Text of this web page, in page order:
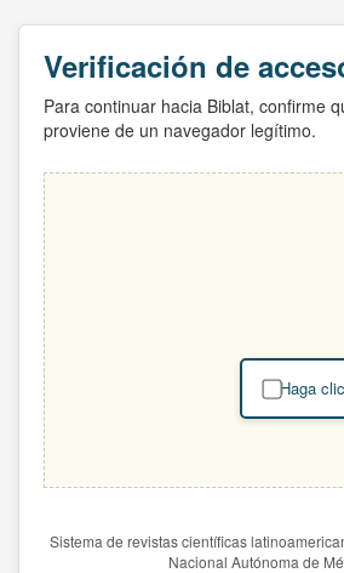
Verificación de
Para continuar hacia Biblat, confirme
proviene de un navegador legítimo.
Haga
Sistema de revistas científicas
Nacional Autónoma de